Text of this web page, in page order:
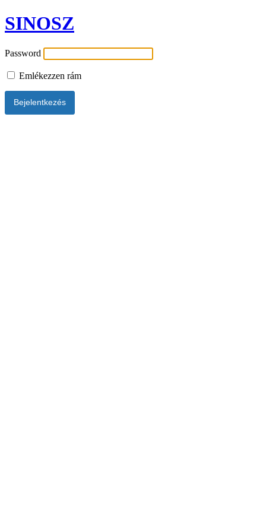
SINOSZ
Password
Emlékezzen rám